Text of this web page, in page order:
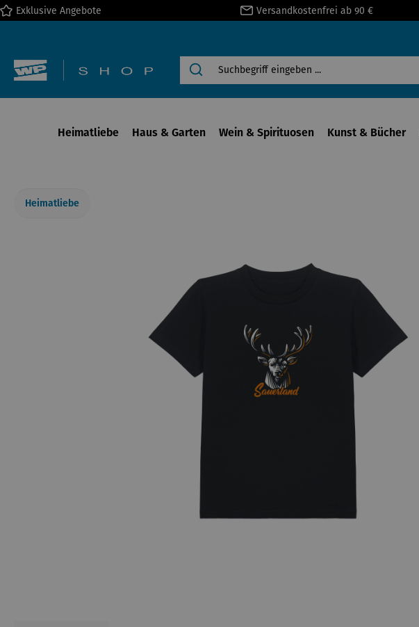
Zur Hauptnavigation springen
Exklusive Angebote Versandkostenfrei ab 90 €
Heimatliebe Haus & Garten Wein & Spirituosen Kunst & Bücher
Heimatliebe